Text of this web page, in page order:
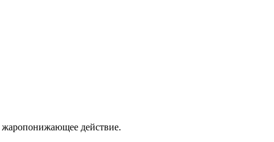
действие.